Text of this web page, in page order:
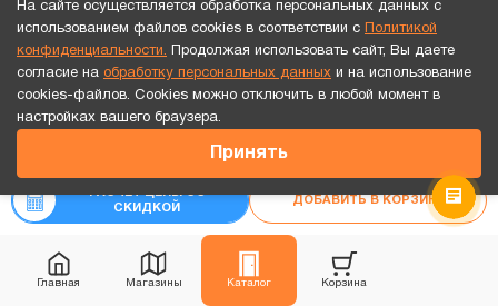
Главная Магазины Каталог Корзина
Точный расчет за 10 минут по СМС или телефону!
РАСЧЕТ ЦЕНЫ СО
СКИДКОЙ
ДОБАВИТЬ В КОРЗИНУ
Скрытая дверь ИНВИЗИБЛ-3 с черной кромкой
высота 2100
9 616₽
13 737₽-30%
Рассчитать цену«под ключ»
Каждая 3-я дверь бесплатно!
В наличии
Хит продаж
На сайте осуществляется обработка персональных данных с
использованием файлов cookies в соответствии с
Политикой
конфиденциальности. Продолжая использовать сайт, Вы даете
согласие на обработку персональных данных и на использование
cookies-файлов. Cookies можно отключить в любой момент в
настройках вашего браузера.
Принять